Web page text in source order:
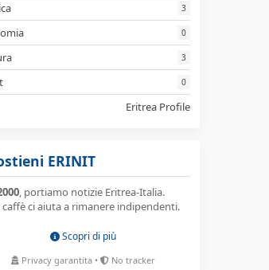
3
0
3
0
Eritrea Profile
ERINIT
, portiamo notizie Eritrea-Italia.
ci aiuta a rimanere indipendenti.
Scopri di più
Privacy garantita • No tracker